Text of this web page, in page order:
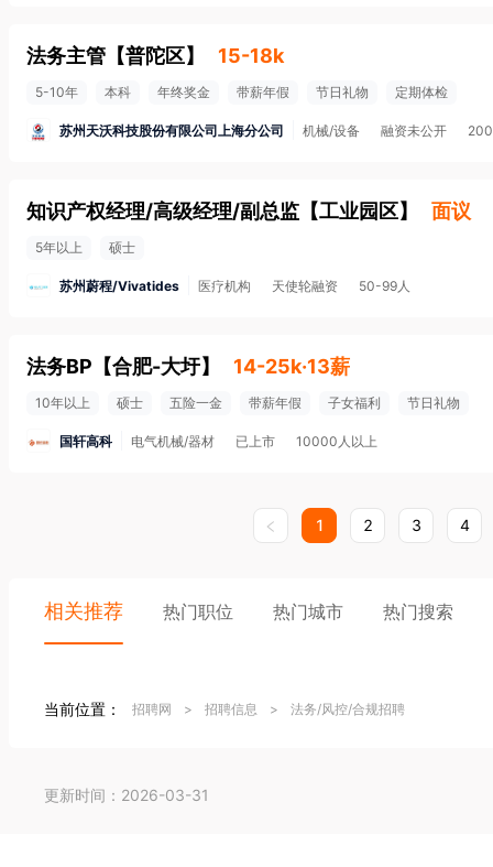
法务主管 【普陀区】 15-18k
5-10年 本科 年终奖金 带薪年假 节日礼物 定期体检
苏州天沃科技股份有限公司上海分公司 机械/设备 融资未公开
知识产权经理/高级经理/副总监 【工业园区】 面议
5年以上 硕士
苏州蔚程/Vivatides 医疗机构 天使轮融资 50-99人
法务BP 【合肥-大圩】 14-25k·13薪
10年以上 硕士 五险一金 带薪年假 子女福利 节日礼物
国轩高科 电气机械/器材 已上市 10000人以上
1 2 3 4
相关推荐 热门职位 热门城市 热门搜索
当前位置： 招聘网 > 招聘信息 > 法务/风控/合规招聘
更新时间：2026-03-31